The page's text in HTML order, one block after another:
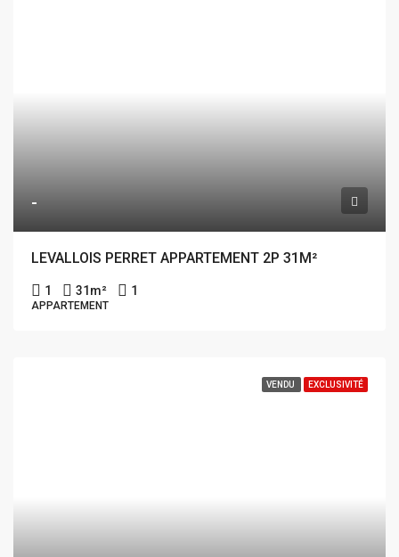
-
LEVALLOIS PERRET APPARTEMENT 2P 31M²
1 31m² 1
APPARTEMENT
VENDU EXCLUSIVITÉ